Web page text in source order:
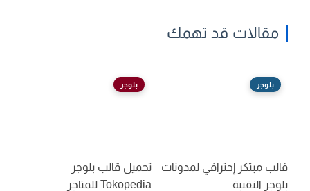
مقالات قد تهمك
بلوجر
قالب مبتكر إحترافي لمدونات
بلوجر التقنية
بلوجر
تحميل قالب بلوجر
Tokopedia للمتاجر